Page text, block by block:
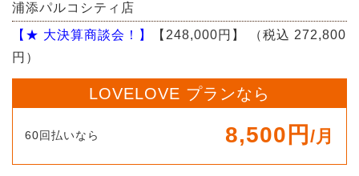
浦添パルコシティ店
【★ 大決算商談会！】
【248,000円】
（税込 272,800
円）
LOVELOVE プランなら
60回払いなら 8,500円 /月